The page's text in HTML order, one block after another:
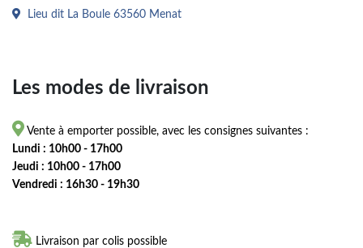
Lieu dit La Boule 63560 Menat
Les modes de livraison
 Vente à emporter possible, avec les consignes suivantes :
Lundi : 10h00 - 17h00
Jeudi : 10h00 - 17h00
Vendredi : 16h30 - 19h30
 Livraison par colis possible